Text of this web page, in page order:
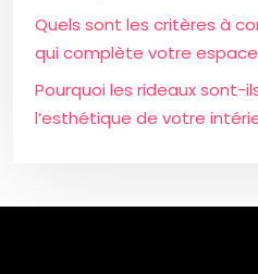
Quels sont les critères à
qui complète votre
Pourquoi les rideaux sont-
l’esthétique de votre